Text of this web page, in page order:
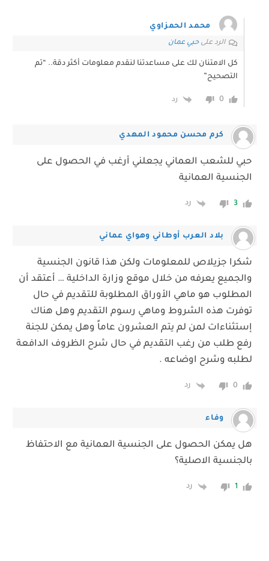
محمد الحمزاوي
الرد علىحبي عمان
كل الامتنان لك على مساعدتنا لنقدم معلومات أكثر دقة.. “تم
التصحيح”
0 رد
كرم محسن محمود المهدي
حبي للشعب العماني يجعلني أرغب في الحصول على
الجنسية العمانية
3 رد
بلاد العرب أوطاني وهواي عماني
شكرا جزيلاص للمعلومات ولكن هذا قانون الجنسية
والجميع يعرفه من خلال موقع وزارة الداخلية … أعتقد أن
المطلوب هو ماهي الأوراق المطلوبة للتقديم في حال
توفرت هذه الشروط وماهي رسوم التقديم وهل هناك
إستثناءات لمن لم يتم العشرون عاماً وهل يمكن للجنة
رفع طلب من رغب التقديم في حال شرح الظروف الدافعة
لطلبه وشرح اوضاعه .
0 رد
وفاء
هل يمكن الحصول على الجنسية العمانية مع الاحتفاظ
بالجنسية الاصلية؟
1 رد